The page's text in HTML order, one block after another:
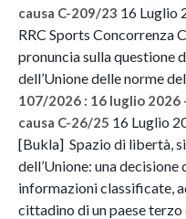
causa C-209/23 16 Luglio
RRC Sports Concorrenza
pronuncia sulla
dell’Unione delle norme
107/2026 : 16 luglio 2026
causa C-26/25 16 Luglio
[Bukla] Spazio di libertà,
dell’Unione: una
informazioni classificate,
cittadino di un paese